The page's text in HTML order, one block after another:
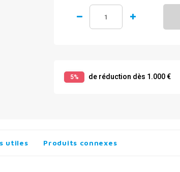
5% de réduction dès 1.000 €
utiles Produits connexes